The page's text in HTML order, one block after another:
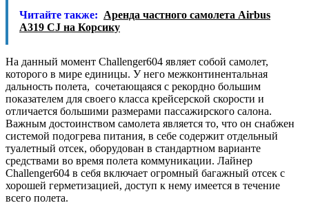
Читайте также: Аренда частного самолета Airbus
A319 CJ на Корсику
На данный момент Challenger604 являет собой самолет,
которого в мире единицы. У него межконтинентальная
дальность полета, сочетающаяся с рекордно большим
показателем для своего класса крейсерской скорости и
отличается большими размерами пассажирского салона.
Важным достоинством самолета является то, что он снабжен
системой подогрева питания, в себе содержит отдельный
туалетный отсек, оборудован в стандартном варианте
средствами во время полета коммуникации. Лайнер
Challenger604 в себя включает огромный багажный отсек с
хорошей герметизацией, доступ к нему имеется в течение
всего полета.